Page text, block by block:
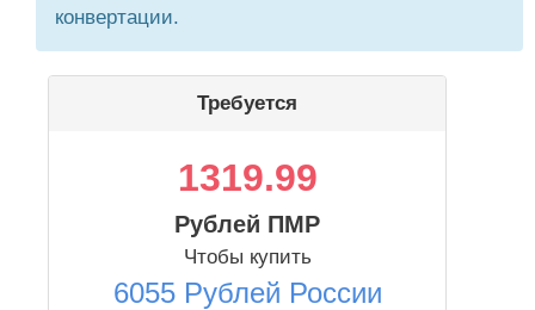
конвертации.
Требуется
1319.99
Рублей ПМР
Чтобы купить
6055 Рублей России